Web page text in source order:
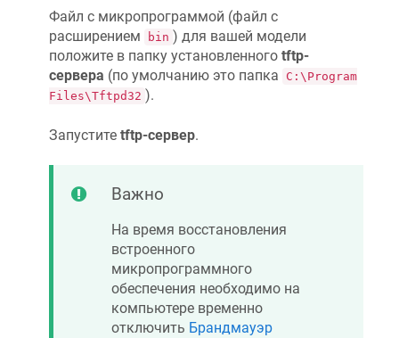
Файл с микропрограммой (файл с
расширением
bin ) для вашей модели
положите в папку установленного tftp-
сервера (по умолчанию это папка
C:\Program
Files\Tftpd32 ).
Запустите tftp-сервер.
Важно
На время восстановления
встроенного
микропрограммного
обеспечения необходимо на
компьютере временно
отключить Брандмауэр